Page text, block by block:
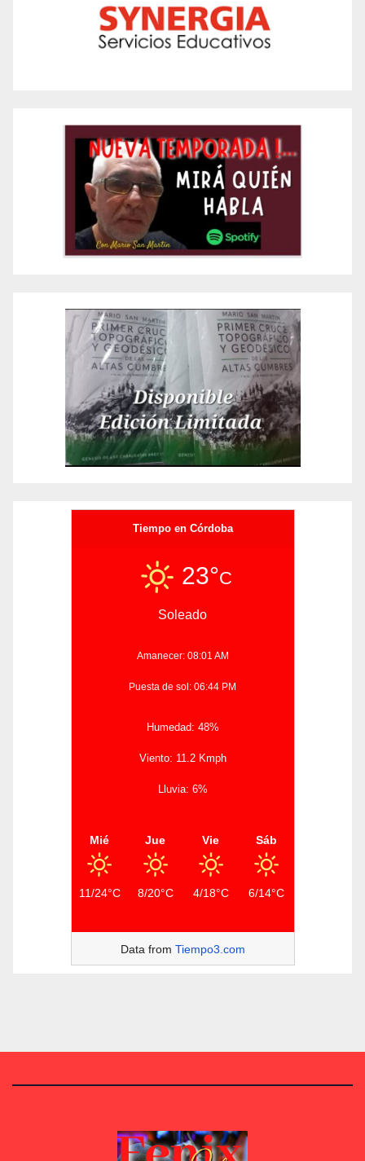
Tiempo en Córdoba
23°C
Soleado
Amanecer: 08:01 AM
Puesta de sol: 06:44 PM
Humedad: 48%
Viento: 11.2 Kmph
Lluvia: 6%
Mié
11/24°C
Jue
8/20°C
Vie
4/18°C
Sáb
6/14°C
Data from Tiempo3.com